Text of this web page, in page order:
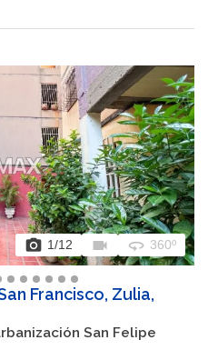
photo_camera 1/12 videocam 360 360º
Francisco, Zulia,
San Felipe